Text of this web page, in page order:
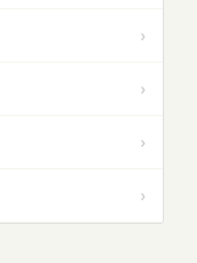
›
›
›
›